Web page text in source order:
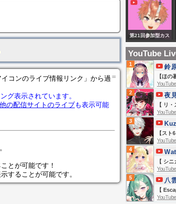
＝
コンのライブ情報リンク」から過
グ表示されています。
他の配信サイトのライブも表示可能
とが可能です！
することが可能です。
型]🍷[VCあり＆聞
き専OK]🍻サバ＆キ
ラーも🔪雑談しな
がらまったりと♪初
見さん・コメント
やROMだけも大歓
迎
第21回参加型カス
マ【 #星の翼 】楽
可能！ #vtuber
YouTube
1
【ほ
の・・
ッ・・
原るる
鈴
じ
2
【 リ
#02 レ
した。
夜
属
3
【スト
4
【 シ
カミ姫
終回 【
生】※
た
5
【
レイー
八